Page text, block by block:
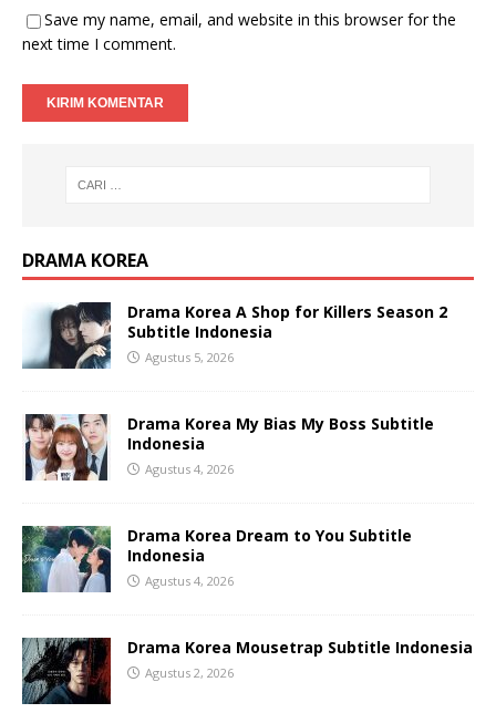
Save my name, email, and website in this browser for the
next time I comment.
DRAMA KOREA
Drama Korea A Shop for Killers Season 2
Subtitle Indonesia
Agustus 5, 2026
Drama Korea My Bias My Boss Subtitle
Indonesia
Agustus 4, 2026
Drama Korea Dream to You Subtitle
Indonesia
Agustus 4, 2026
Drama Korea Mousetrap Subtitle Indonesia
Agustus 2, 2026